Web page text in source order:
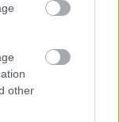
other